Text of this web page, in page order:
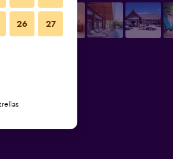
26 27